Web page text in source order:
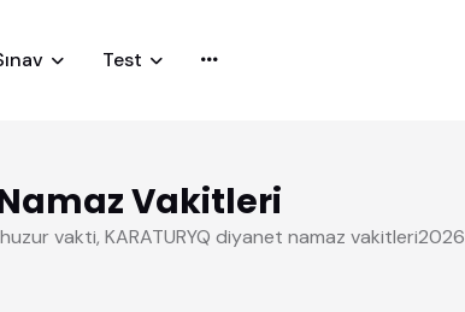
Test
Namaz Vakitleri
vakti, KARATURYQ diyanet namaz vakitleri2026